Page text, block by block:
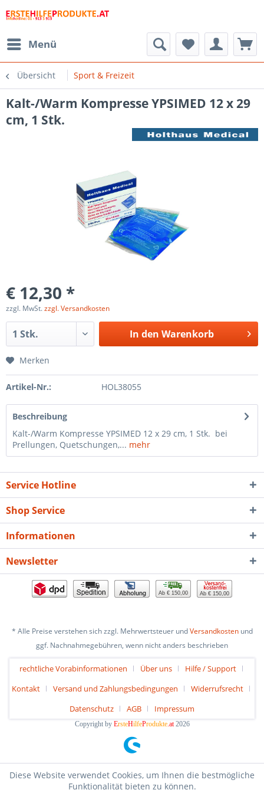
Menü
Übersicht Sport & Freizeit
Kalt-/Warm Kompresse YPSIMED 12 x 29
cm, 1 Stk.
€ 12,30 *
zzgl. MwSt.zzgl. Versandkosten
In den Warenkorb
Merken
Artikel-Nr.: HOL38055
Beschreibung
Kalt-/Warm Kompresse YPSIMED 12 x 29 cm, 1 Stk. bei
Prellungen, Quetschungen,... mehr
Service Hotline
Shop Service
Informationen
Newsletter
Ab € 150,00 Ab € 150,00
* Alle Preise verstehen sich zzgl. Mehrwertsteuer undVersandkostenund
ggf. Nachnahmegebühren, wenn nicht anders beschrieben
rechtliche Vorabinformationen Über uns
Hilfe / Support
Kontakt
Versand und Zahlungsbedingungen
Widerrufsrecht
Datenschutz
AGB Impressum
Copyright by ErsteHilfeProdukte.at2026
Diese Website verwendet Cookies, um Ihnen die bestmögliche
Funktionalität bieten zu können.